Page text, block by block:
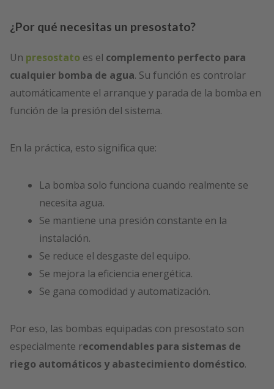
¿Por qué necesitas un presostato?
Un presostato es el complemento perfecto para
cualquier bomba de agua. Su función es controlar
automáticamente el arranque y parada de la bomba en
función de la presión del sistema.
En la práctica, esto significa que:
La bomba solo funciona cuando realmente se
necesita agua.
Se mantiene una presión constante en la
instalación.
Se reduce el desgaste del equipo.
Se mejora la eficiencia energética.
Se gana comodidad y automatización.
Por eso, las bombas equipadas con presostato son
especialmente recomendables para sistemas de
riego automáticos y abastecimiento doméstico.